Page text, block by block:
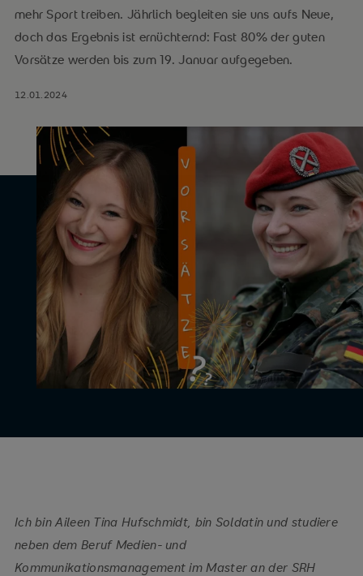
mehr Sport treiben. Jährlich begleiten sie uns aufs Neue,
doch das Ergebnis ist ernüchternd: Fast 80% der guten
Vorsätze werden bis zum 19. Januar aufgegeben.
12.01.2024
Ich bin Aileen Tina Hufschmidt, bin Soldatin und studiere
neben dem Beruf Medien- und
Kommunikationsmanagement im Master an der SRH